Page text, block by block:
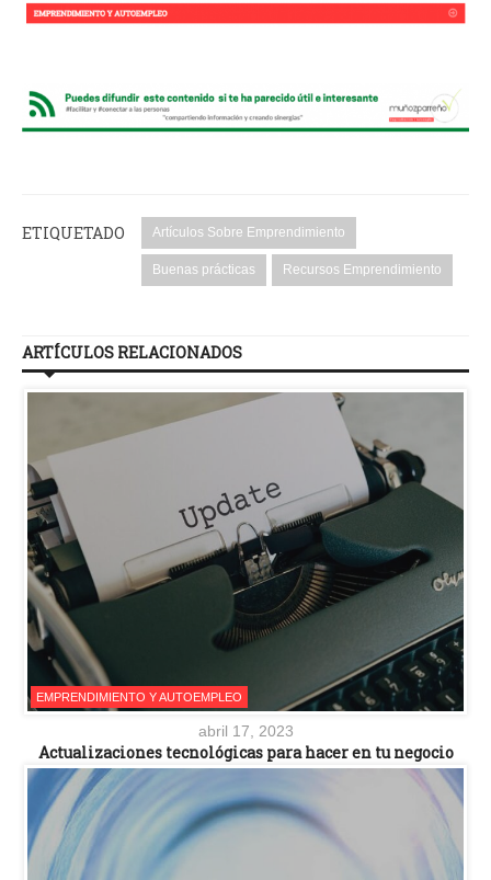
ETIQUETADO Artículos Sobre Emprendimiento
Buenas prácticas Recursos Emprendimiento
ARTÍCULOS RELACIONADOS
EMPRENDIMIENTO Y AUTOEMPLEO
abril 17, 2023
Actualizaciones tecnológicas para hacer en tu negocio